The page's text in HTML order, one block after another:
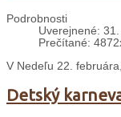
Podrobnosti
Uverejnené:
Prečítané:
V Nedeľu 22.
Detský